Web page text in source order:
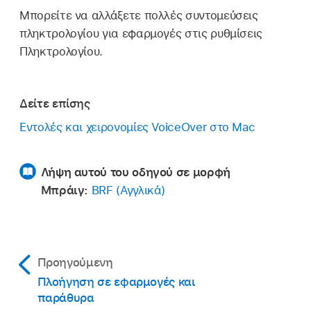
Μπορείτε να αλλάξετε πολλές συντομεύσεις
πληκτρολογίου για εφαρμογές στις ρυθμίσεις
Πληκτρολογίου.
Δείτε επίσης
Εντολές και χειρονομίες VoiceOver στο Mac
Λήψη αυτού του οδηγού σε μορφή
Μπράιγ: BRF (Αγγλικά)
Προηγούμενη
Πλοήγηση σε εφαρμογές και
παράθυρα